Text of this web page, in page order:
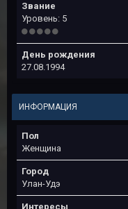
Звание
Уровень: 5
День рождения
27.08.1994
ИНФОРМАЦИЯ
Пол
Женщина
Город
Улан-Удэ
Интересы